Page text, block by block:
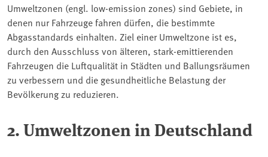
Umweltzonen (engl. low-emission zones) sind Gebiete, in
denen nur Fahrzeuge fahren dürfen, die bestimmte
Abgasstandards einhalten. Ziel einer Umweltzone ist es,
durch den Ausschluss von älteren, stark-emittierenden
Fahrzeugen die Luftqualität in Städten und Ballungsräumen
zu verbessern und die gesundheitliche Belastung der
Bevölkerung zu reduzieren.
2. Umweltzonen in Deutschland